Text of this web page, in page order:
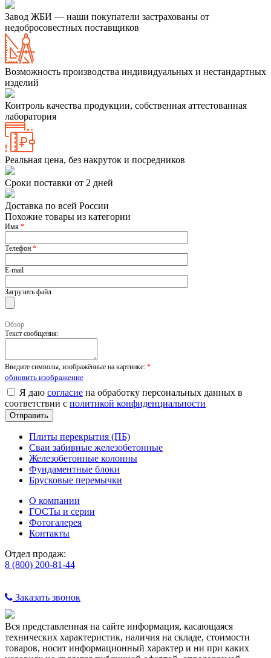
Завод ЖБИ — наши покупатели застрахованы от
недобросовестных поставщиков
Возможность производства индивидуальных и нестандартных
изделий
Контроль качества продукции, собственная аттестованная
лаборатория
Реальная цена, без накруток и посредников
Сроки поставки от 2 дней
Доставка по всей России
Похожие товары из категории
Имя *
Телефон *
E-mail
Загрузить файл
Обзор
Текст сообщения:
Введите символы, изображённые на картинке: *
обновить изображение
Я даю согласие на обработку персональных данных в
соответствии с политикой конфиденциальности
Плиты перекрытия (ПБ)
Сваи забивные железобетонные
Железобетонные колонны
Фундаментные блоки
Брусковые перемычки
О компании
ГОСТы и серии
Фотогалерея
Контакты
Отдел продаж:
8 (800) 200-81-44
Заказать звонок
Вся представленная на сайте информация, касающаяся
технических характеристик, наличия на складе, стоимости
товаров, носит информационный характер и ни при каких